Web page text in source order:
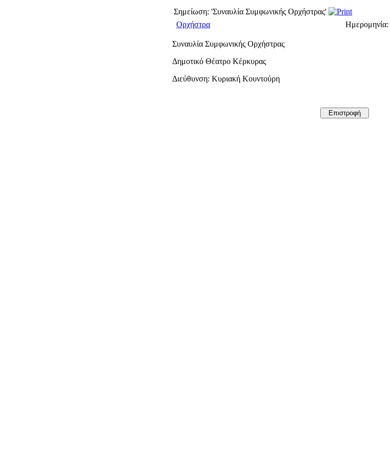
Σημείωση: 'Συναυλία Συμφωνικής Ορχήστρας'
Ορχήστρα
Ημερομηνία:
Συναυλία Συμφωνικής Ορχήστρας
Δημοτικό Θέατρο Κέρκυρας
Διεύθυνση: Κυριακή Κουντούρη